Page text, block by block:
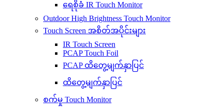
ရေစိုခံ IR Touch Monitor
Outdoor High Brightness Touch Monitor
Touch Screen အစိတ်အပိုင်းများ
IR Touch Screen
PCAP Touch Foil
PCAP ထိတွေ့မျက်နှာပြင်
ထိတွေ့မျက်နှာပြင်
စက်မှု Touch Monitor